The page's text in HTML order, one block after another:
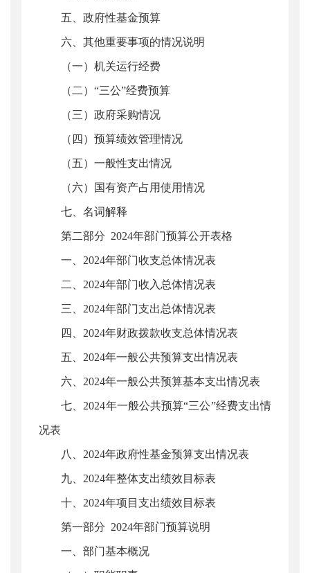
五、政府性基金预算
六、其他重要事项的情况说明
（一）机关运行经费
（二）“三公”经费预算
（三）政府采购情况
（四）预算绩效管理情况
（五）一般性支出情况
（六）国有资产占用使用情况
七、名词解释
第二部分 2024年部门预算公开表格
一、2024年部门收支总体情况表
二、2024年部门收入总体情况表
三、2024年部门支出总体情况表
四、2024年财政拨款收支总体情况表
五、2024年一般公共预算支出情况表
六、2024年一般公共预算基本支出情况表
七、2024年一般公共预算“三公”经费支出情
况表
八、2024年政府性基金预算支出情况表
九、2024年整体支出绩效目标表
十、2024年项目支出绩效目标表
第一部分 2024年部门预算说明
一、部门基本概况